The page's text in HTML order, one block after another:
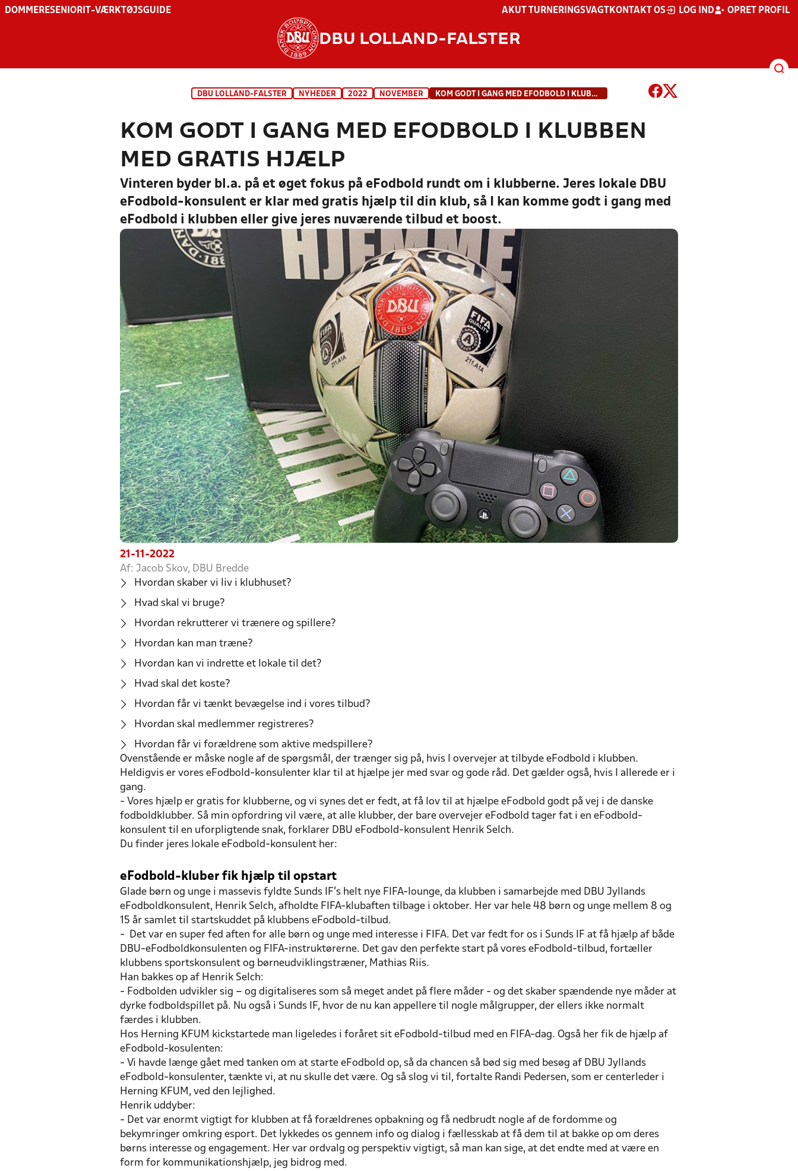
DOMMERESENIOR IT-VÆRKTØJSGUIDE AKUT TURNERINGSVAGT KONTAKT OS LOG IND OPRET PROFIL
DBU LOLLAND-FALSTER
DBU LOLLAND-FALSTER NYHEDER 2022 NOVEMBER KOM GODT I GANG MED EFODBOLD I KLUBBEN MED GRATIS HJÆLP
KOM GODT I GANG MED EFODBOLD I KLUBBEN
MED GRATIS HJÆLP
Vinteren byder bl.a. på et øget fokus på eFodbold rundt om i klubberne. Jeres lokale DBU
eFodbold-konsulent er klar med gratis hjælp til din klub, så I kan komme godt i gang med
eFodbold i klubben eller give jeres nuværende tilbud et boost.
21-11-2022
Af: Jacob Skov, DBU Bredde
Hvordan skaber vi liv i klubhuset?
Hvad skal vi bruge?
Hvordan rekrutterer vi trænere og spillere?
Hvordan kan man træne?
Hvordan kan vi indrette et lokale til det?
Hvad skal det koste?
Hvordan får vi tænkt bevægelse ind i vores tilbud?
Hvordan skal medlemmer registreres?
Hvordan får vi forældrene som aktive medspillere?
Ovenstående er måske nogle af de spørgsmål, der trænger sig på, hvis I overvejer at tilbyde eFodbold i klubben.
Heldigvis er vores eFodbold-konsulenter klar til at hjælpe jer med svar og gode råd. Det gælder også, hvis I allerede er i
gang.
- Vores hjælp er gratis for klubberne, og vi synes det er fedt, at få lov til at hjælpe eFodbold godt på vej i de danske
fodboldklubber. Så min opfordring vil være, at alle klubber, der bare overvejer eFodbold tager fat i en eFodbold-
konsulent til en uforpligtende snak, forklarer DBU eFodbold-konsulent Henrik Selch.
Du finder jeres lokale eFodbold-konsulent her:
eFodbold-kluber fik hjælp til opstart
Glade børn og unge i massevis fyldte Sunds IF’s helt nye FIFA-lounge, da klubben i samarbejde med DBU Jyllands
eFodboldkonsulent, Henrik Selch, afholdte FIFA-klubaften tilbage i oktober. Her var hele 48 børn og unge mellem 8 og
15 år samlet til startskuddet på klubbens eFodbold-tilbud.
- Det var en super fed aften for alle børn og unge med interesse i FIFA. Det var fedt for os i Sunds IF at få hjælp af både
DBU-eFodboldkonsulenten og FIFA-instruktørerne. Det gav den perfekte start på vores eFodbold-tilbud, fortæller
klubbens sportskonsulent og børneudviklingstræner, Mathias Riis.
Han bakkes op af Henrik Selch:
- Fodbolden udvikler sig – og digitaliseres som så meget andet på flere måder - og det skaber spændende nye måder at
dyrke fodboldspillet på. Nu også i Sunds IF, hvor de nu kan appellere til nogle målgrupper, der ellers ikke normalt
færdes i klubben.
Hos Herning KFUM kickstartede man ligeledes i foråret sit eFodbold-tilbud med en FIFA-dag. Også her fik de hjælp af
eFodbold-kosulenten:
- Vi havde længe gået med tanken om at starte eFodbold op, så da chancen så bød sig med besøg af DBU Jyllands
eFodbold-konsulenter, tænkte vi, at nu skulle det være. Og så slog vi til, fortalte Randi Pedersen, som er centerleder i
Herning KFUM, ved den lejlighed.
Henrik uddyber:
- Det var enormt vigtigt for klubben at få forældrenes opbakning og få nedbrudt nogle af de fordomme og
bekymringer omkring esport. Det lykkedes os gennem info og dialog i fællesskab at få dem til at bakke op om deres
børns interesse og engagement. Her var ordvalg og perspektiv vigtigt, så man kan sige, at det endte med at være en
form for kommunikationshjælp, jeg bidrog med.